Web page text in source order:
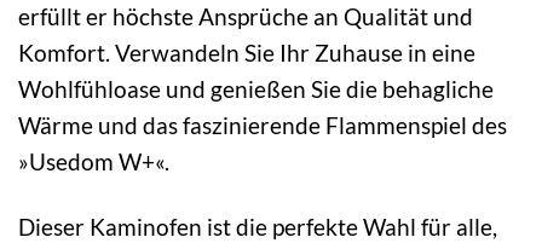
erfüllt er höchste Ansprüche an Qualität und
Komfort. Verwandeln Sie Ihr Zuhause in eine
Wohlfühloase und genießen Sie die behagliche
Wärme und das faszinierende Flammenspiel des
»Usedom W+«.
Dieser Kaminofen ist die perfekte Wahl für alle,